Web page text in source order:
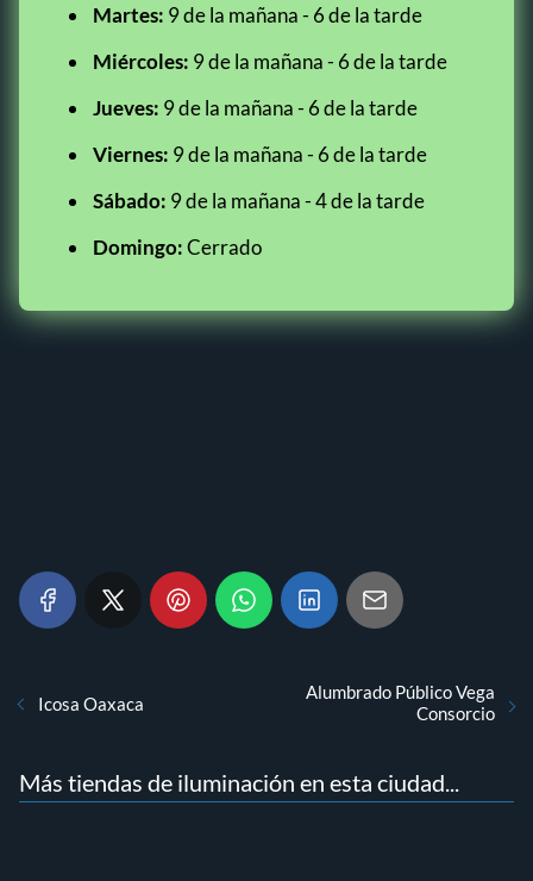
Martes: 9 de la mañana - 6 de la tarde
Miércoles: 9 de la mañana - 6 de la tarde
Jueves: 9 de la mañana - 6 de la tarde
Viernes: 9 de la mañana - 6 de la tarde
Sábado: 9 de la mañana - 4 de la tarde
Domingo:Cerrado
Icosa Oaxaca
Alumbrado Público Vega
Consorcio
Más tiendas de iluminación en esta ciudad...